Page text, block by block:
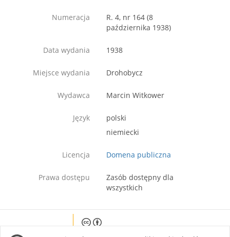
Numeracja
R. 4, nr 164 (8
października 1938)
Data wydania 1938
Miejsce wydania Drohobycz
Wydawca Marcin Witkower
Język
polski
niemiecki
Licencja Domena publiczna
Prawa dostępu
Zasób dostępny dla
wszystkich